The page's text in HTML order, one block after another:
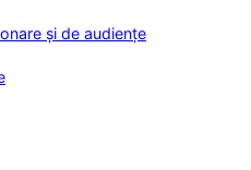
și de audiențe